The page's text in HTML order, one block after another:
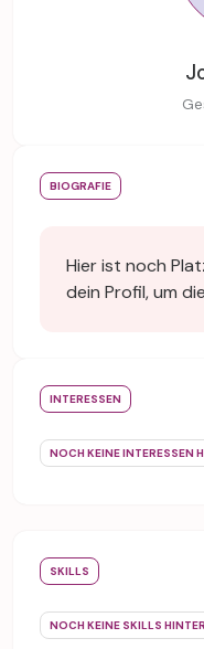
BIOGRAFIE
Hier ist noch
dein Profil, um
INTERESSEN
NOCH KEINE INTERESSEN
SKILLS
NOCH KEINE SKILLS